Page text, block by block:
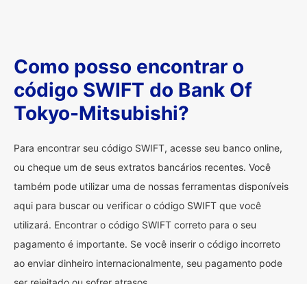
Como posso encontrar o
código SWIFT do Bank Of
Tokyo-Mitsubishi?
Para encontrar seu código SWIFT, acesse seu banco online,
ou cheque um de seus extratos bancários recentes. Você
também pode utilizar uma de nossas ferramentas disponíveis
aqui para buscar ou verificar o código SWIFT que você
utilizará. Encontrar o código SWIFT correto para o seu
pagamento é importante. Se você inserir o código incorreto
ao enviar dinheiro internacionalmente, seu pagamento pode